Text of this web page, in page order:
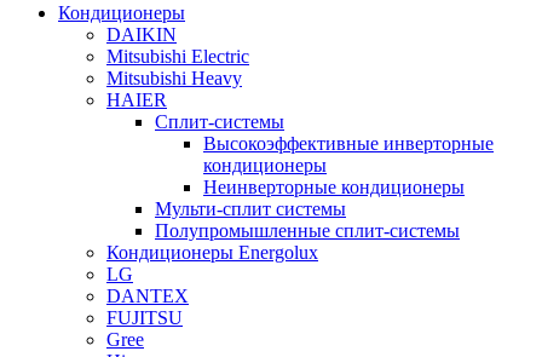
Кондиционеры
DAIKIN
Mitsubishi Electric
Mitsubishi Heavy
HAIER
Сплит-системы
Высокоэффективные инверторные
кондиционеры
Неинверторные кондиционеры
Мульти-сплит системы
Полупромышленные сплит-системы
Кондиционеры Energolux
LG
DANTEX
FUJITSU
Gree